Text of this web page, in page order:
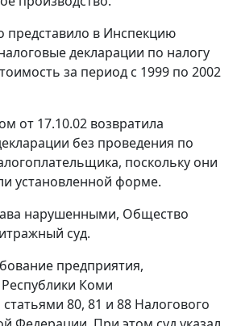
представило в Инспекцию
декларации по налогу
за период с 1999 по 2002
от 17.10.02 возвратила
без проведения по
поскольку они
установленной форме.
нарушенными, Общество
суд.
предприятия,
Коми
статьями 80, 81 и 88 Налогового